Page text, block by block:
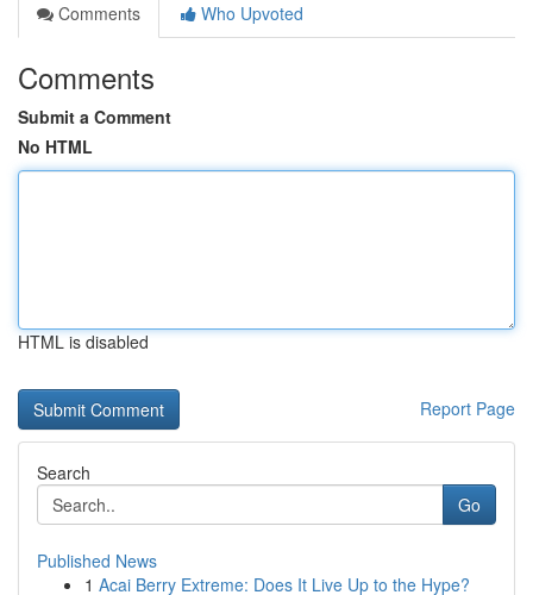
Comments
Who Upvoted
Comments
Submit a Comment
No HTML
HTML is disabled
Report Page
Search
Go
Published News
1 Acai Berry Extreme: Does It Live Up to the Hype?